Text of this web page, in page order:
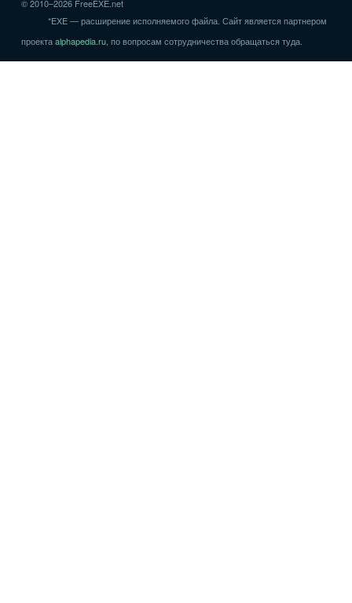
© 2010–2026 FreeEXE.net
*EXE — расширение исполняемого файла. Сайт является партнером
проектаalphapedia.ru, по вопросам сотрудничества обращаться туда.